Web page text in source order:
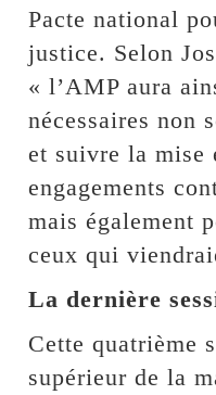
Pacte national
justice. Selon
« l’AMP aura
nécessaires non
et suivre la mise
engagements
mais également
ceux qui
La dernière
Cette quatrième
supérieur de la